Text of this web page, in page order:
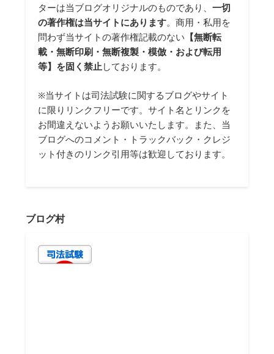
ターは当ブログオリジナルのものであり、一切
の著作権は当サイトにあります。商用・私用を
問わず当サイトの著作権記載のない 【無断転
載・無断印刷・無断複製・模倣・および転用
等】を固く禁止しております。
※当サイトは司法試験に関するブログやサイト
に限りリンクフリーです。サイト名とリンクを
お間違えないようお願いいたします。また、当
ブログへのコメント・トラックバック・クレジ
ット付きのリンク引用等は歓迎しております。
ブログ村